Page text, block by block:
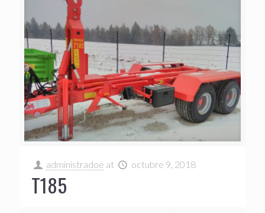
administradoe at octubre 9, 2018
T185